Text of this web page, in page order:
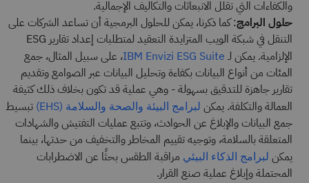
والكفاءات التي تقلل الانبعاثات والتكاليف الإجمالية.
حلول البرامج: كما ذكرنا، يمكن للحلول البرمجية أن تساعد الشركات على
التنقل في شبكة الويب المتزايدة التعقيد لمتطلبات إعداد تقارير ESG
الإلزامية. يمكن لـ IBM Envizi ESG Suite، على سبيل المثال، جمع
المئات من أنواع البيانات بكفاءة وتحليل البيانات عبر الصوامع وتقديم
تقارير جاهزة للتدقيق بسهولة - وهي عملية قد تكون بخلاف ذلك كثيفة
العمالة والتكلفة. يمكن لبرامج البيئة والصحة والسلامة (EHS)
تبسيط
جمع البيانات والإبلاغ عن الحوادث، وتتبع عمليات التفتيش والشهادات
المتعلقة بالسلامة، وتوجيه تقييم المخاطر والتخفيف من حدتها، بينما
يمكن لبرامج الذكاء البيئي مراقبة الطقس بحثًا عن الاضطرابات
المحتملة وإبلاغ عملية صنع القرار.